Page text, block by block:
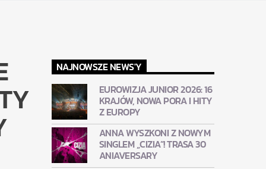
NAJNOWSZE NEWS'Y
EUROWIZJA JUNIOR 2026: 16
KRAJÓW, NOWA PORA I HITY
Z EUROPY
ANNA WYSZKONI Z NOWYM
SINGLEM „CIZIA”! TRASA 30
ANIAVERSARY